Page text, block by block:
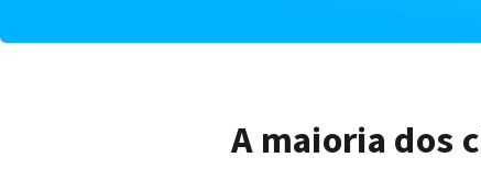
A maioria dos